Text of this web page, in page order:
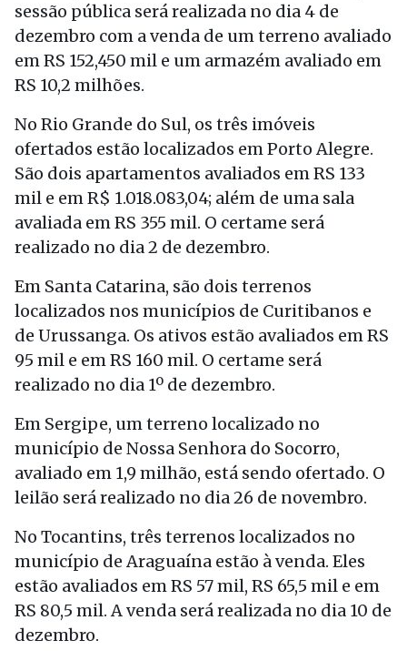
sessão pública será realizada no dia 4 de
dezembro com a venda de um terreno avaliado
em RS 152,450 mil e um armazém avaliado em
RS 10,2 milhões.
No Rio Grande do Sul, os três imóveis
ofertados estão localizados em Porto Alegre.
São dois apartamentos avaliados em RS 133
mil e em R$ 1.018.083,04; além de uma sala
avaliada em RS 355 mil. O certame será
realizado no dia 2 de dezembro.
Em Santa Catarina, são dois terrenos
localizados nos municípios de Curitibanos e
de Urussanga. Os ativos estão avaliados em RS
95 mil e em RS 160 mil. O certame será
realizado no dia 1º de dezembro.
Em Sergipe, um terreno localizado no
município de Nossa Senhora do Socorro,
avaliado em 1,9 milhão, está sendo ofertado. O
leilão será realizado no dia 26 de novembro.
No Tocantins, três terrenos localizados no
município de Araguaína estão à venda. Eles
estão avaliados em RS 57 mil, RS 65,5 mil e em
RS 80,5 mil. A venda será realizada no dia 10 de
dezembro.